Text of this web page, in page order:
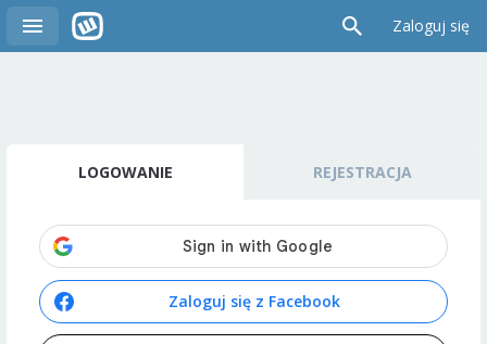
Zaloguj się
LOGOWANIE REJESTRACJA
Zaloguj się z Facebook